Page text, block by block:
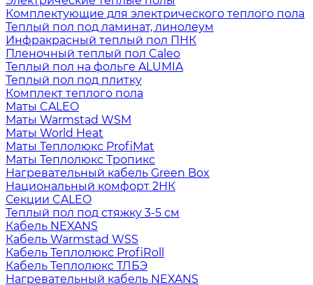
Комплектующие для электрического теплого пола
Теплый пол под ламинат, линолеум
Инфракрасный теплый пол ПНК
Пленочный теплый пол Caleo
Теплый пол на фольге ALUMIA
Теплый пол под плитку
Комплект теплого пола
Маты CALEO
Маты Warmstad WSM
Маты World Heat
Маты Теплолюкс ProfiMat
Маты Теплолюкс Тропикс
Нагревательный кабель Green Box
Национальный комфорт 2НК
Секции CALEO
Теплый пол под стяжку 3-5 см
Кабель NEXANS
Кабель Warmstad WSS
Кабель Теплолюкс ProfiRoll
Кабель Теплолюкс ТЛБЭ
Нагревательный кабель NEXANS